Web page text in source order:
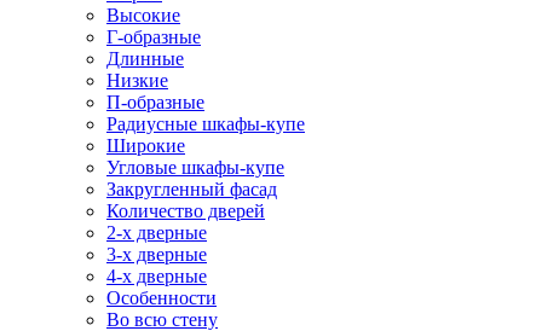
Высокие
Г-образные
Длинные
Низкие
П-образные
Радиусные шкафы-купе
Широкие
Угловые шкафы-купе
Закругленный фасад
Количество дверей
2-х дверные
3-х дверные
4-х дверные
Особенности
Во всю стену